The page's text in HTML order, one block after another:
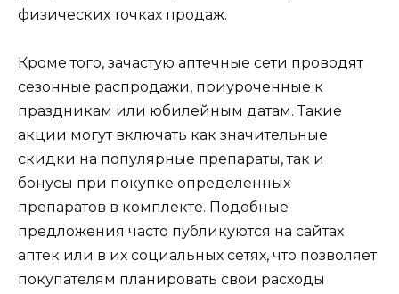
физических точках продаж.
Кроме того, зачастую аптечные сети проводят
сезонные распродажи, приуроченные к
праздникам или юбилейным датам. Такие
акции могут включать как значительные
скидки на популярные препараты, так и
бонусы при покупке определенных
препаратов в комплекте. Подобные
предложения часто публикуются на сайтах
аптек или в их социальных сетях, что позволяет
покупателям планировать свои расходы